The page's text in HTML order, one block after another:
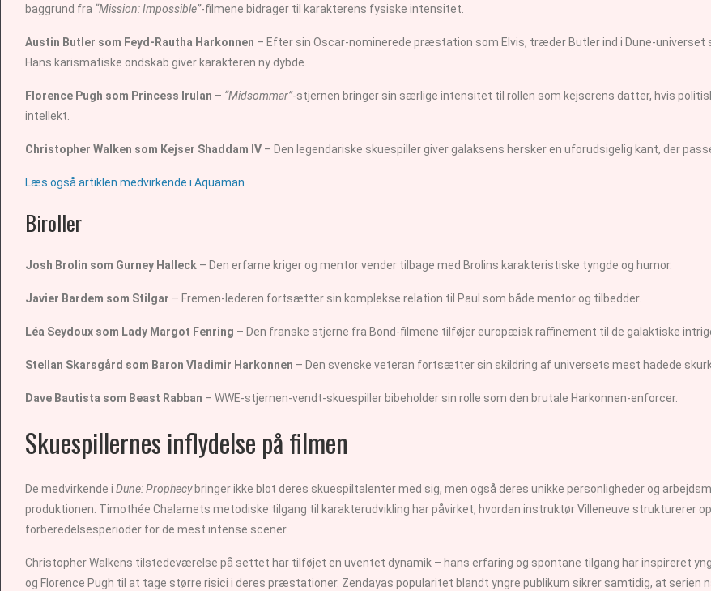
baggrund fra “Mission: Impossible”-filmene bidrager til karakterens fysiske intensitet.
Austin Butler som Feyd-Rautha Harkonnen – Efter sin Oscar-nominerede præstation som Elvis, træder Butler ind i Dune-universet
Hans karismatiske ondskab giver karakteren ny dybde.
Florence Pugh som Princess Irulan – “Midsommar”-stjernen bringer sin særlige intensitet til rollen som kejserens datter, hvis
intellekt.
Christopher Walken som Kejser Shaddam IV – Den legendariske skuespiller giver galaksens hersker en uforudsigelig kant, der
Læs også artiklen medvirkende i Aquaman
Biroller
Josh Brolin som Gurney Halleck – Den erfarne kriger og mentor vender tilbage med Brolins karakteristiske tyngde og humor.
Javier Bardem som Stilgar – Fremen-lederen fortsætter sin komplekse relation til Paul som både mentor og tilbedder.
Léa Seydoux som Lady Margot Fenring – Den franske stjerne fra Bond-filmene tilføjer europæisk raffinement til de galaktiske
Stellan Skarsgård som Baron Vladimir Harkonnen – Den svenske veteran fortsætter sin skildring af universets mest hadede
Dave Bautista som Beast Rabban – WWE-stjernen-vendt-skuespiller bibeholder sin rolle som den brutale Harkonnen-enforcer.
Skuespillernes inflydelse på filmen
De medvirkende i Dune: Prophecybringer ikke blot deres skuespiltalenter med sig, men også deres unikke personligheder og
produktionen. Timothée Chalamets metodiske tilgang til karakterudvikling har påvirket, hvordan instruktør Villeneuve strukturerer
forberedelsesperioder for de mest intense scener.
Christopher Walkens tilstedeværelse på settet har tilføjet en uventet dynamik – hans erfaring og spontane tilgang har inspireret
og Florence Pugh til at tage større risici i deres præstationer. Zendayas popularitet blandt yngre publikum sikrer samtidig, at serien